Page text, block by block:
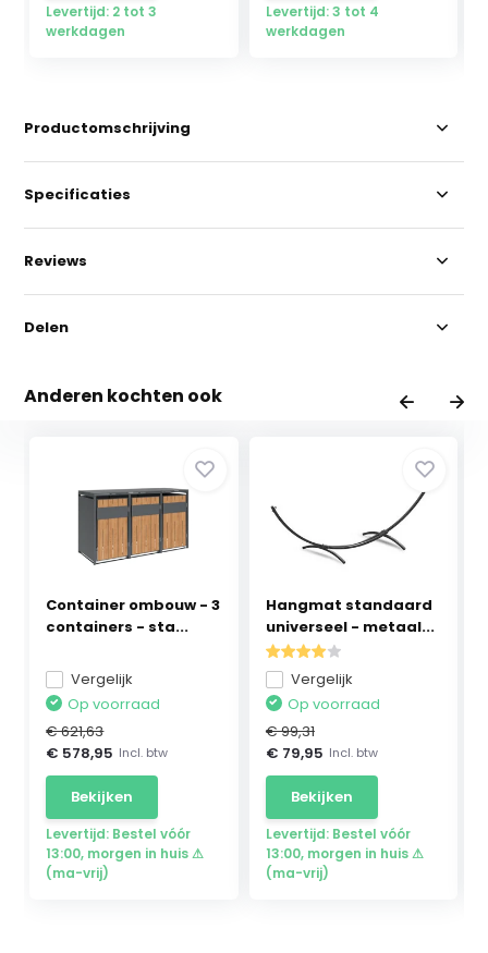
Levertijd: 2 tot 3
werkdagen
Levertijd: 3 tot 4
werkdagen
Productomschrijving
Specificaties
Reviews
Delen
Anderen kochten ook
Container ombouw - 3
containers - sta...
Vergelijk
Op voorraad
€ 621,63
€ 578,95 Incl. btw
Bekijken
Levertijd: Bestel vóór
13:00, morgen in huis ⚠
(ma-vrij)
Hangmat standaard
universeel - metaal...
Vergelijk
Op voorraad
€ 99,31
€ 79,95 Incl. btw
Bekijken
Levertijd: Bestel vóór
13:00, morgen in huis ⚠
(ma-vrij)